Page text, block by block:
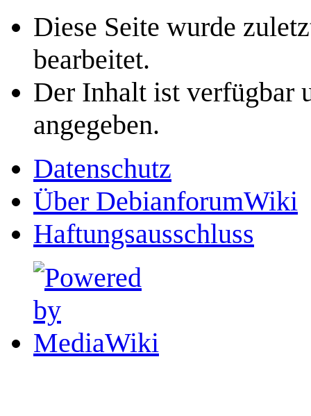
Diese Seite wurde
bearbeitet.
Der Inhalt ist verfügbar
angegeben.
Datenschutz
Über DebianforumWiki
Haftungsausschluss